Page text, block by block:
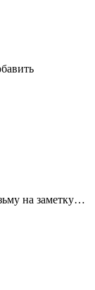
на заметку…